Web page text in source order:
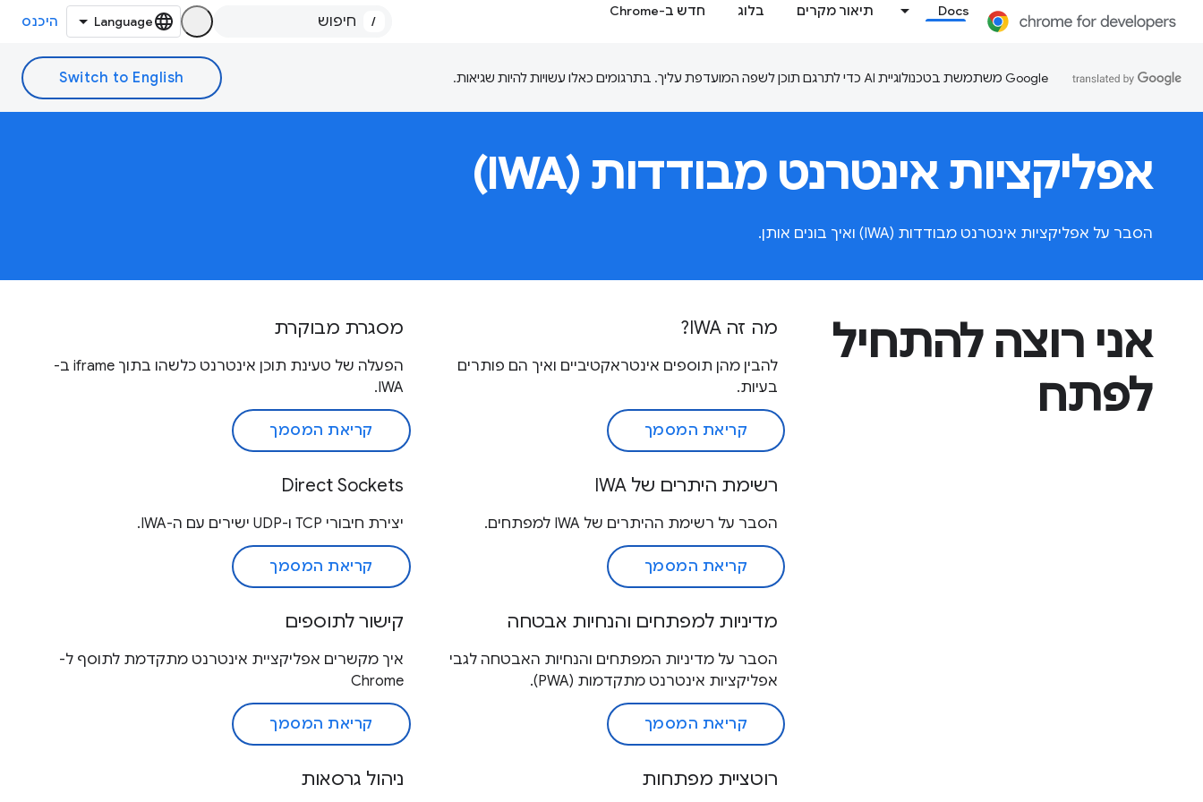
Docs תיאור מקרים בלוג חדש ב-Chrome
/ היכנס
‫Google משתמשת בטכנולוגיית AI כדי לתרגם תוכן לשפה המועדפת עליך. בתרגומים כאלו עשויות להיות שגיאות.
אפליקציות אינטרנט מבודדות (IWA)
הסבר על אפליקציות אינטרנט מבודדות (IWA) ואיך בונים אותן.
אני רוצה להתחיל
לפתח
מה זה IWA?
להבין מהן תוספים אינטראקטיביים ואיך הם פותרים
בעיות.
קריאת המסמך
מסגרת מבוקרת
הפעלה של טעינת תוכן אינטרנט כלשהו בתוך iframe ב-
IWA.
קריאת המסמך
רשימת היתרים של IWA
הסבר על רשימת ההיתרים של IWA למפתחים.
קריאת המסמך
Direct Sockets
יצירת חיבורי TCP ו-UDP ישירים עם ה-IWA.
קריאת המסמך
מדיניות למפתחים והנחיות אבטחה
הסבר על מדיניות המפתחים והנחיות האבטחה לגבי
אפליקציות אינטרנט מתקדמות (PWA).
קריאת המסמך
קישור לתוספים
איך מקשרים אפליקציית אינטרנט מתקדמת לתוסף ל-
Chrome
קריאת המסמך
רוטציית מפתחות ניהול גרסאות